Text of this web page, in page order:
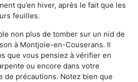
qu’en hiver, après le fait que les
feuilles.
non plus de tomber sur un nid de
à Montjoie-en-Couserans. Il
que vous pensiez à vérifier en
ou encore dans votre
de précautions. Notez bien que